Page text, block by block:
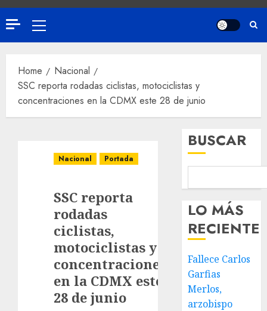
Home
Nacional
SSC reporta rodadas ciclistas, motociclistas y
concentraciones en la CDMX este 28 de junio
Nacional Portada
SSC reporta
rodadas
ciclistas,
motociclistas y
concentraciones
en la CDMX este
28 de junio
BUSCAR
LO MÁS
RECIENTE
Fallece Carlos
Garfias
Merlos,
arzobispo